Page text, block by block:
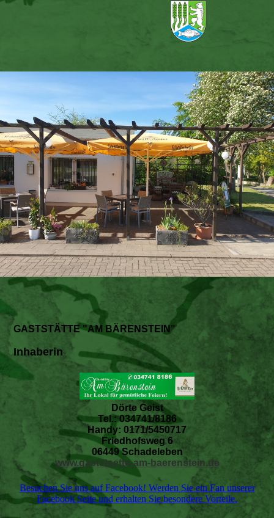
GASTSTÄTTE "AM BÄRENSTEIN"
Inhaberin
Dörte Geist
Tel.: 034741/8186
Handy: 0171/5450717
Friedhofsweg 6
06449 Schadeleben
www.gaststaette-am-baerenstein.de
Besuchen Sie uns auf Facebook! Werden Sie ein Fan unserer
Facebook Seite und erhalten Sie besondere Vorteile.